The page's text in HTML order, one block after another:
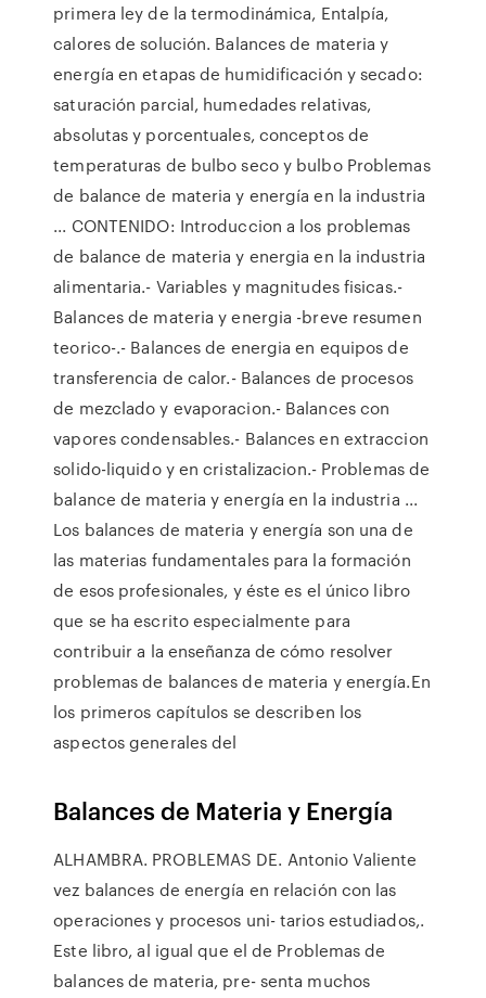
primera ley de la termodinámica, Entalpía,
calores de solución. Balances de materia y
energía en etapas de humidificación y secado:
saturación parcial, humedades relativas,
absolutas y porcentuales, conceptos de
temperaturas de bulbo seco y bulbo Problemas
de balance de materia y energía en la industria
... CONTENIDO: Introduccion a los problemas
de balance de materia y energia en la industria
alimentaria.- Variables y magnitudes fisicas.-
Balances de materia y energia -breve resumen
teorico-.- Balances de energia en equipos de
transferencia de calor.- Balances de procesos
de mezclado y evaporacion.- Balances con
vapores condensables.- Balances en extraccion
solido-liquido y en cristalizacion.- Problemas de
balance de materia y energía en la industria ...
Los balances de materia y energía son una de
las materias fundamentales para la formación
de esos profesionales, y éste es el único libro
que se ha escrito especialmente para
contribuir a la enseñanza de cómo resolver
problemas de balances de materia y energía.En
los primeros capítulos se describen los
aspectos generales del
Balances de Materia y Energía
ALHAMBRA. PROBLEMAS DE. Antonio Valiente
vez balances de energía en relación con las
operaciones y procesos uni- tarios estudiados,.
Este libro, al igual que el de Problemas de
balances de materia, pre- senta muchos